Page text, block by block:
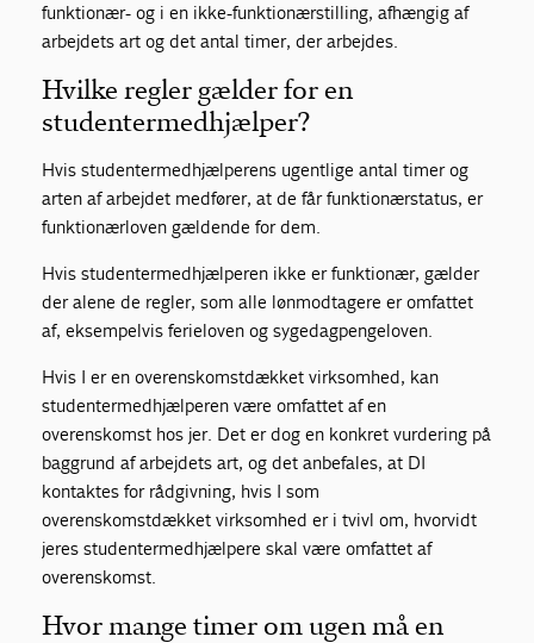
funktionær- og i en ikke-funktionærstilling, afhængig af
arbejdets art og det antal timer, der arbejdes.
Hvilke regler gælder for en
studentermedhjælper?
Hvis studentermedhjælperens ugentlige antal timer og
arten af arbejdet medfører, at de får funktionærstatus, er
funktionærloven gældende for dem.
Hvis studentermedhjælperen ikke er funktionær, gælder
der alene de regler, som alle lønmodtagere er omfattet
af, eksempelvis ferieloven og sygedagpengeloven.
Hvis I er en overenskomstdækket virksomhed, kan
studentermedhjælperen være omfattet af en
overenskomst hos jer. Det er dog en konkret vurdering på
baggrund af arbejdets art, og det anbefales, at DI
kontaktes for rådgivning, hvis I som
overenskomstdækket virksomhed er i tvivl om, hvorvidt
jeres studentermedhjælpere skal være omfattet af
overenskomst.
Hvor mange timer om ugen må en